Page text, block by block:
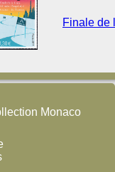
Finale de
Monaco